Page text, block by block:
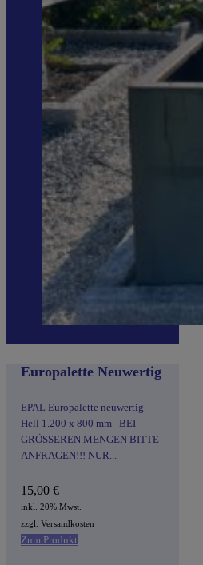
Europalette Neuwertig
EPAL Europalette neuwertig
Hell 1.200 x 800 mm BEI
GRÖSSEREN MENGEN BITTE
ANFRAGEN!!! NUR...
15,00€
inkl. 20% Mwst.
zzgl. Versandkosten
Zum Produkt